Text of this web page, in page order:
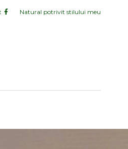
Natural potrivit stilului meu